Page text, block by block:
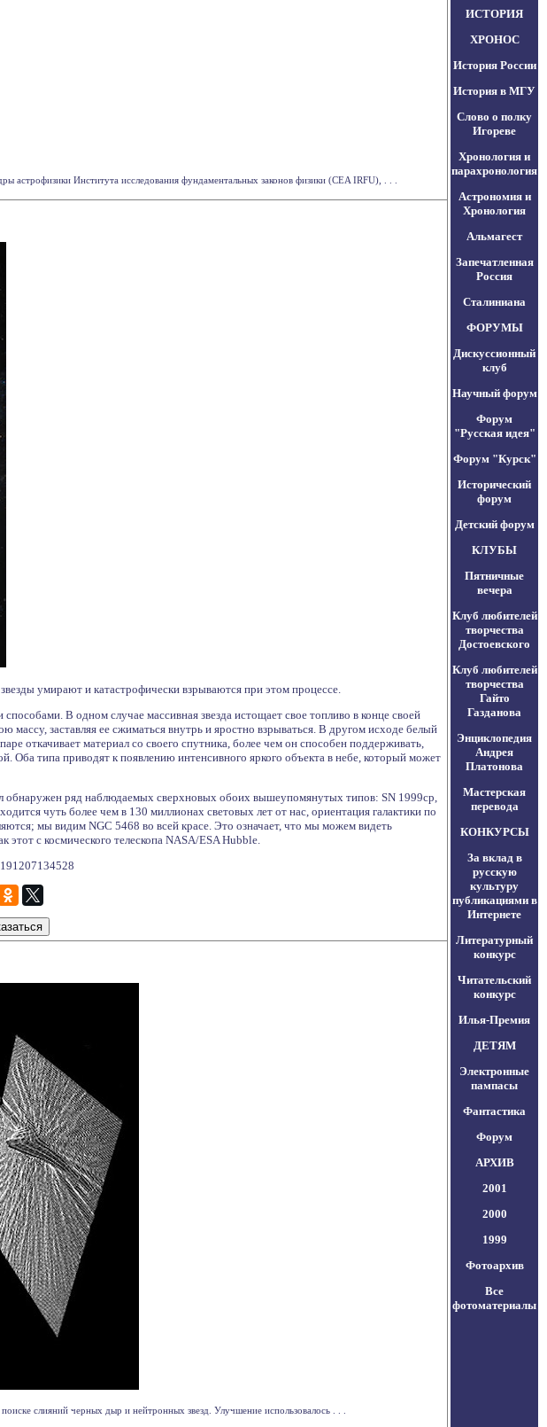
Института исследования фундаментальных законов физики (CEA IRFU), . . .
умирают и катастрофически взрываются при этом процессе.
В одном случае массивная звезда истощает свое топливо в конце своей
заставляя ее сжиматься внутрь и яростно взрываться. В другом исходе белый
откачивает материал со своего спутника, более чем он способен поддерживать,
Оба типа приводят к появлению интенсивного яркого объекта в небе, который может
обнаружен ряд наблюдаемых сверхновых обоих вышеупомянутых типов: SN 1999cp,
чуть более чем в 130 миллионах световых лет от нас, ориентация галактики по
мы видим NGC 5468 во всей красе. Это означает, что мы можем видеть
этот с космического телескопа NASA/ESA Hubble.
слияний черных дыр и нейтронных звезд. Улучшение использовалось . . .
ИСТОРИЯ
ХРОНОС
История России
История в МГУ
Слово о полку
Игореве
Хронология и
парахронология
Астрономия и
Хронология
Альмагест
Запечатленная
Россия
Сталиниана
ФОРУМЫ
Дискуссионный
клуб
Научный форум
Форум
"Русская идея"
Форум "Курск"
Исторический
форум
Детский форум
КЛУБЫ
Пятничные
вечера
Клуб любителей
творчества
Достоевского
Клуб любителей
творчества
Гайто
Газданова
Энциклопедия
Андрея
Платонова
Мастерская
перевода
КОНКУРСЫ
За вклад в
русскую
культуру
публикациями в
Интернете
Литературный
конкурс
Читательский
конкурс
Илья-Премия
ДЕТЯМ
Электронные
пампасы
Фантастика
Форум
АРХИВ
2001
2000
1999
Фотоархив
Все
фотоматериалы